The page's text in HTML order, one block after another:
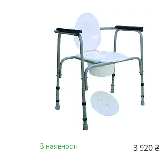
В наявності 3 920 ₴